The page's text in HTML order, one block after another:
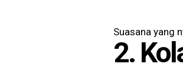
Suasana yang
2.